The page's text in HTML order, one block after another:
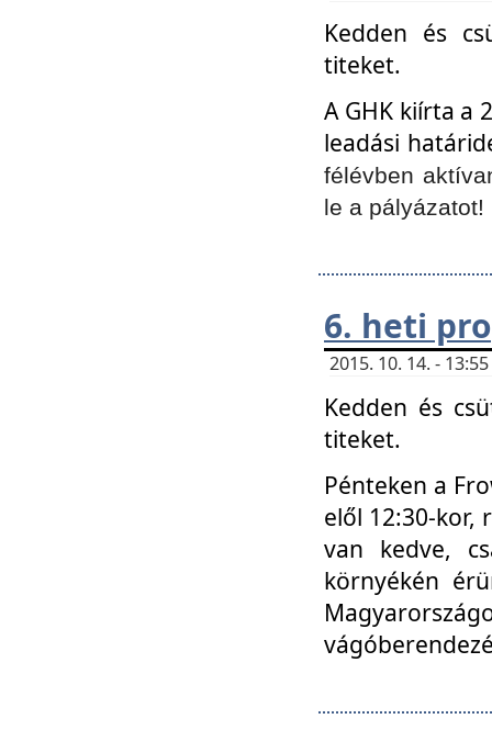
Kedden és
titeket.
A GHK kiírta a
leadási
félévben
le a pályázatot!
6. heti
2015. 10. 14. -
Kedden és
titeket.
Pénteken a
elől 12:30-kor,
van kedve,
környékén